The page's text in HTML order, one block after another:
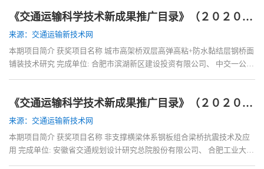
《交通运输科学技术新成果推广目录》（２０２０）——第二部分桥梁《城市高架桥双层高弹高粘+防水黏结层钢桥面铺装技术研究》
来源：交通运输新技术网
本期项目简介 获奖项目名称 城市高架桥双层高弹高粘+防水黏结层钢桥面
铺装技术研究 完成单位: 合肥市滨湖新区建设投资有限公司、 中交一公局
《交通运输科学技术新成果推广目录》（２０２０）——第二部分桥梁《非支撑横梁体系钢板组合梁桥抗震技术及应用》
来源：交通运输新技术网
本期项目简介 获奖项目名称 非支撑横梁体系钢板组合梁桥抗震技术及应
用 完成单位: 安徽省交通规划设计研究总院股份有限公司、 合肥工业大学